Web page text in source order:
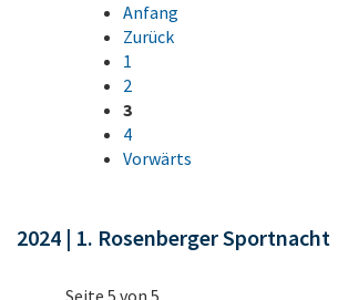
Anfang
Zurück
1
2
3
4
Vorwärts
2024 | 1. Rosenberger Sportnacht